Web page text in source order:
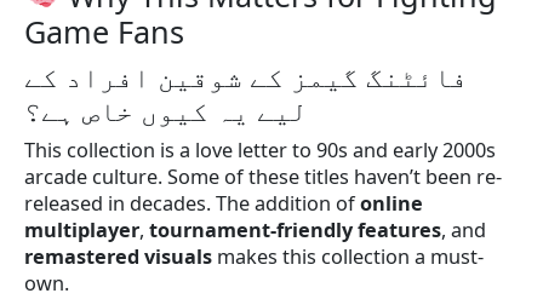
Game Fans
فائٹنگ گیمز کے شوقین افراد کے
لیے یہ کیوں خاص ہے؟
This collection is a love letter to 90s and early 2000s
arcade culture. Some of these titles haven’t been re-
released in decades. The addition ofonline
multiplayer, tournament-friendly features, and
remastered visuals makes this collection a must-
own.